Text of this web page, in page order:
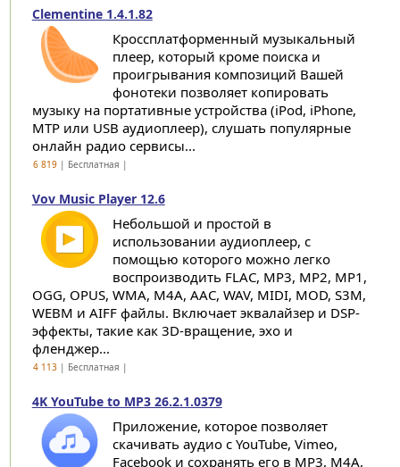
Clementine 1.4.1.82
Кроссплатформенный музыкальный
плеер, который кроме поиска и
проигрывания композиций Вашей
фонотеки позволяет копировать
музыку на портативные устройства (iPod, iPhone,
MTP или USB аудиоплеер), слушать популярные
онлайн радио сервисы...
6 819| Бесплатная |
Vov Music Player 12.6
Небольшой и простой в
использовании аудиоплеер, с
помощью которого можно легко
воспроизводить FLAC, MP3, MP2, MP1,
OGG, OPUS, WMA, M4A, AAC, WAV, MIDI, MOD, S3M,
WEBM и AIFF файлы. Включает эквалайзер и DSP-
эффекты, такие как 3D-вращение, эхо и
фленджер...
4 113| Бесплатная |
4K YouTube to MP3 26.2.1.0379
Приложение, которое позволяет
скачивать аудио с YouTube, Vimeo,
Facebook и сохранять его в MP3, M4A,